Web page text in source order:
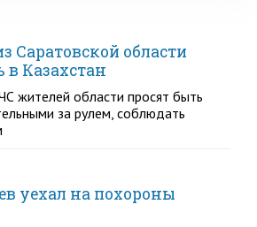
Саратовской области
в Казахстан
жителей области просят быть
за рулем, соблюдать
уехал на похороны